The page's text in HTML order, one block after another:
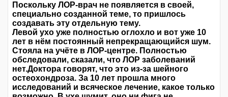
Поскольку ЛОР-врач не появляется в своей,
специально созданной теме, то пришлось
создавать эту отдельную тему.
Левой ухо уже полностью оглохло и вот уже 10
лет в нём постоянный непрекращающийся шум.
Стояла на учёте в ЛОР-центре. Полностью
обследовали, сказали, что ЛОР заболеваний
нет.Доктора говорят, что это из-за шейного
остеохондроза. За 10 лет прошла много
исследований и всяческое лечение, какое только